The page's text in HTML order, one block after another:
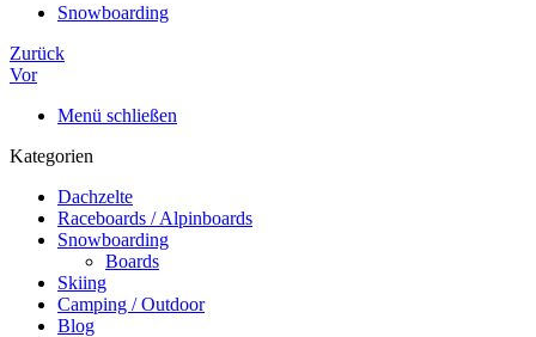
Snowboarding
Zurück
Vor
Menü schließen
Kategorien
Dachzelte
Raceboards / Alpinboards
Snowboarding
Boards
Skiing
Camping / Outdoor
Blog